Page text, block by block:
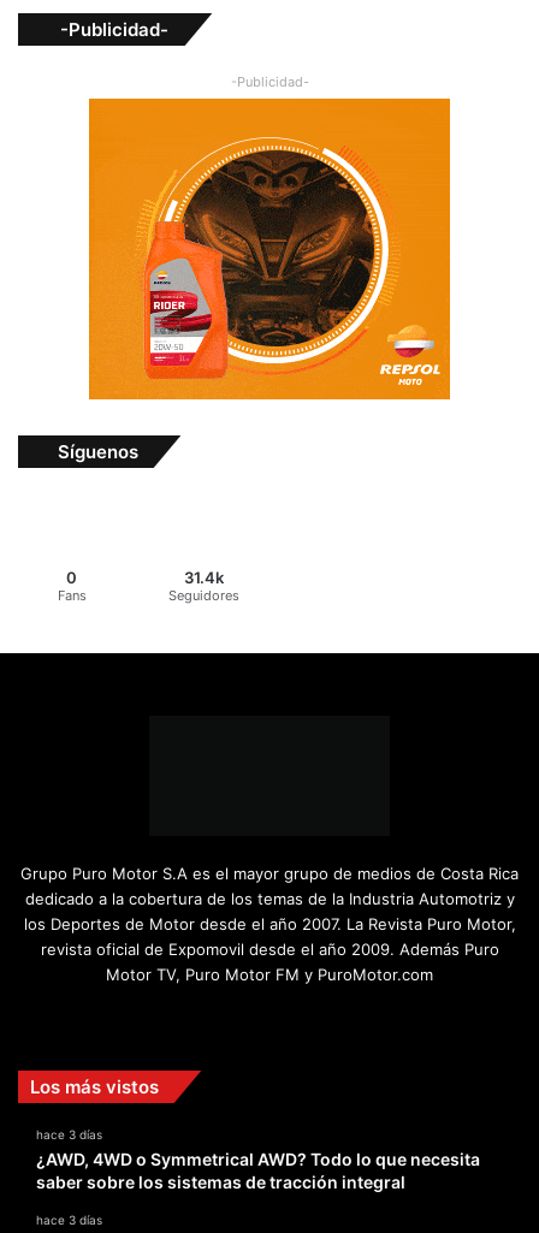
-Publicidad-
-Publicidad-
Síguenos
0
Fans
31.4k
Seguidores
Grupo Puro Motor S.A es el mayor grupo de medios de Costa Rica
dedicado a la cobertura de los temas de la Industria Automotriz y
los Deportes de Motor desde el año 2007. La Revista Puro Motor,
revista oficial de Expomovil desde el año 2009. Además Puro
Motor TV, Puro Motor FM y PuroMotor.com
Los más vistos
hace 3 días
¿AWD, 4WD o Symmetrical AWD? Todo lo que necesita
saber sobre los sistemas de tracción integral
hace 3 días